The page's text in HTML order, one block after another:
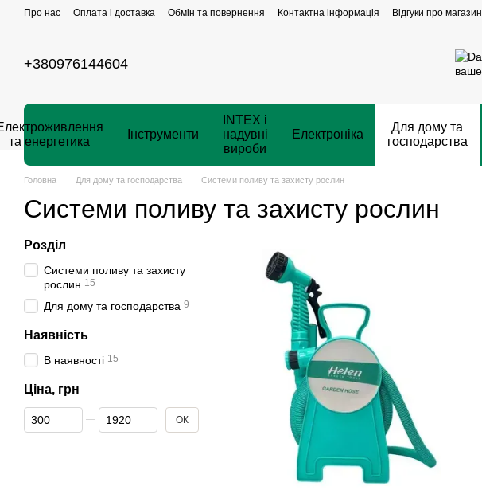
Перейти до основного контенту
Про нас Оплата і доставка Обмін та повернення Контактна інформація Відгуки про магазин
+380976144604
та енергетика
Інструменти
INTEX і
надувні
вироби
Електроніка
Для дому та
господарства
Головна Для дому та господарства Системи поливу та захисту рослин
Системи поливу та захисту рослин
Розділ
Системи поливу та захисту
рослин 15
Для дому та господарства 9
Наявність
В наявності 15
Ціна, грн
Від Ціна, грн
До Ціна, грн ОК